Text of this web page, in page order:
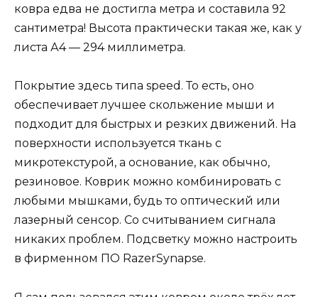
ковра едва не достигла метра и составила 92
сантиметра! Высота практически такая же, как у
листа А4 — 294 миллиметра.
Покрытие здесь типа speed. То есть, оно
обеспечивает лучшее скольжение мыши и
подходит для быстрых и резких движений. На
поверхности используется ткань с
микротекстурой, а основание, как обычно,
резиновое. Коврик можно комбинировать с
любыми мышками, будь то оптический или
лазерный сенсор. Со считыванием сигнала
никаких проблем. Подсветку можно настроить
в фирменном ПО RazerSynapse.